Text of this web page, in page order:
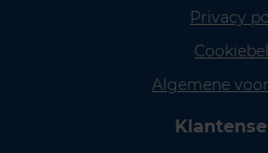
Privacy
Algemene